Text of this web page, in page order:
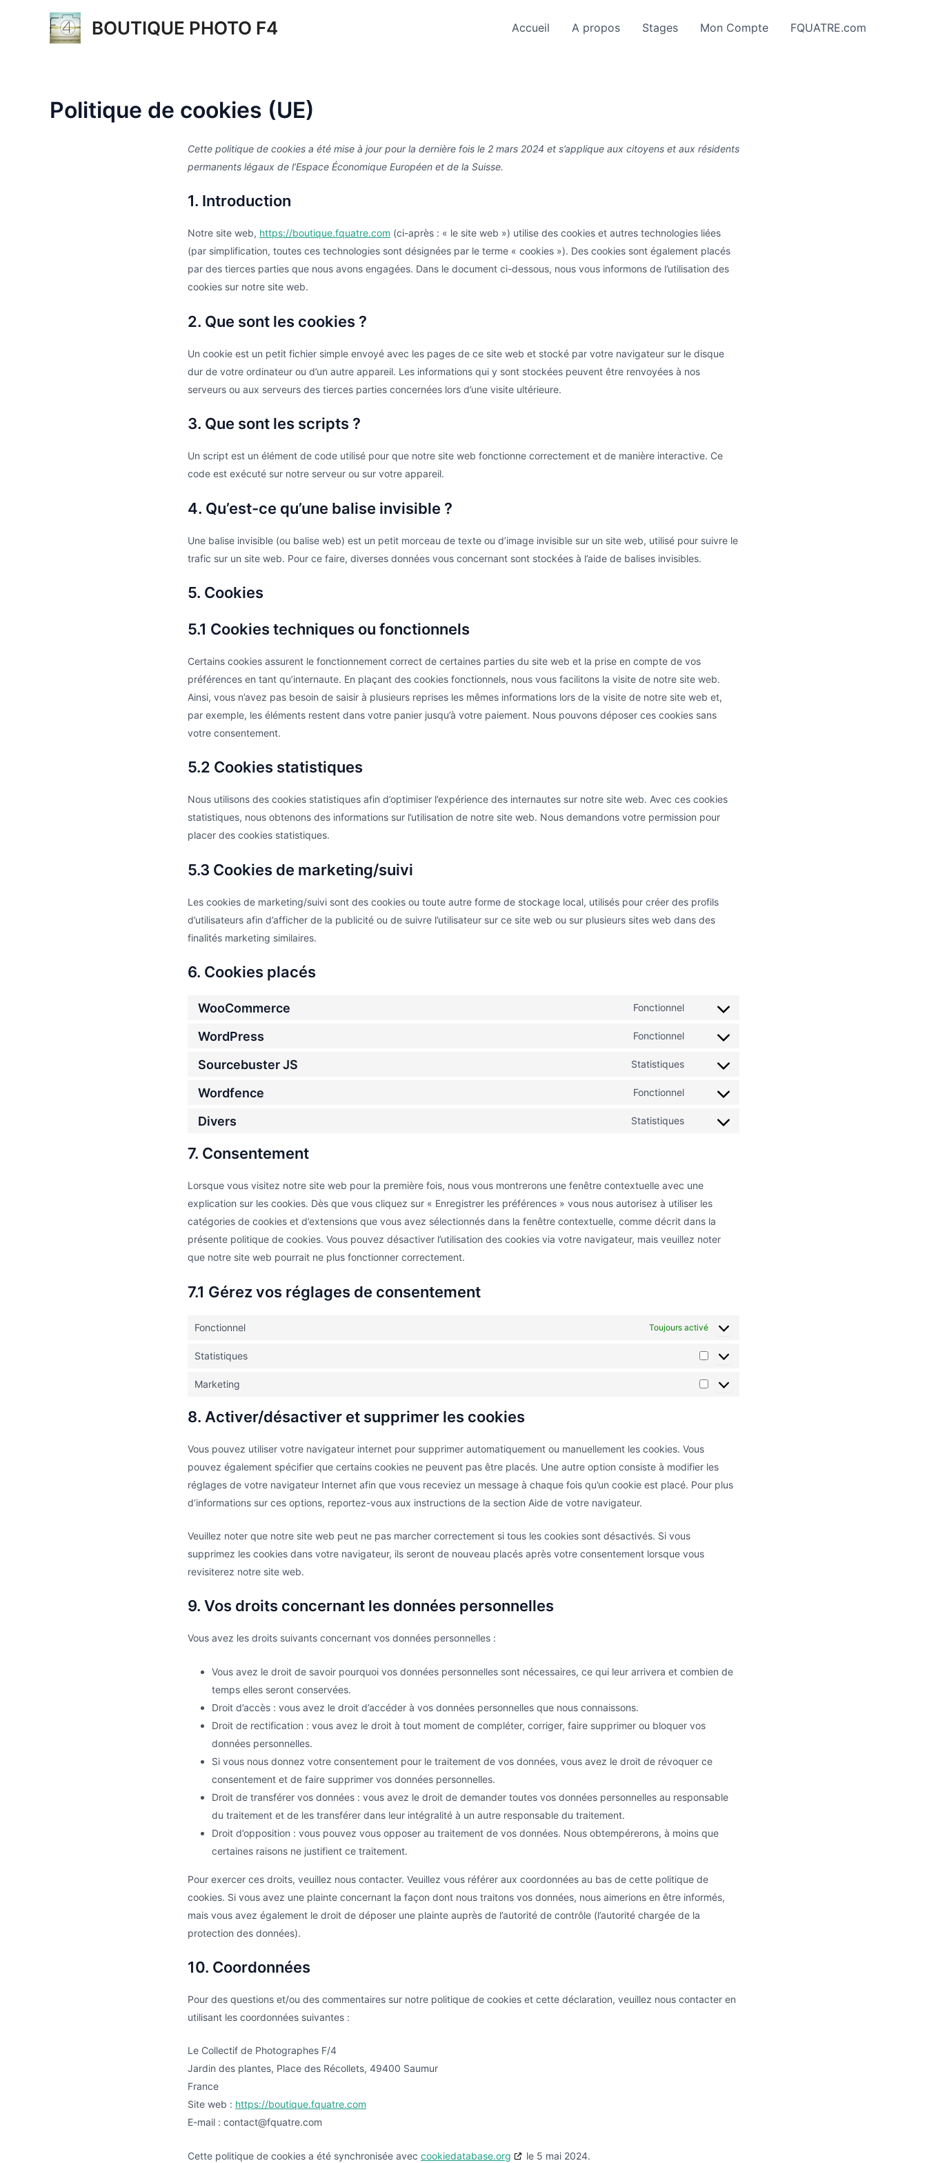
BOUTIQUE PHOTO F4 Accueil A propos Stages Mon Compte FQUATRE.com
Politique de cookies (UE)
Cette politique de cookies a été mise à jour pour la dernière fois le 2 mars 2024 et s’applique aux citoyens et aux résidents
permanents légaux de l’Espace Économique Européen et de la Suisse.
1. Introduction
Notre site web, https://boutique.fquatre.com (ci-après : « le site web ») utilise des cookies et autres technologies liées
(par simplification, toutes ces technologies sont désignées par le terme « cookies »). Des cookies sont également placés
par des tierces parties que nous avons engagées. Dans le document ci-dessous, nous vous informons de l’utilisation des
cookies sur notre site web.
2. Que sont les cookies ?
Un cookie est un petit fichier simple envoyé avec les pages de ce site web et stocké par votre navigateur sur le disque
dur de votre ordinateur ou d’un autre appareil. Les informations qui y sont stockées peuvent être renvoyées à nos
serveurs ou aux serveurs des tierces parties concernées lors d’une visite ultérieure.
3. Que sont les scripts ?
Un script est un élément de code utilisé pour que notre site web fonctionne correctement et de manière interactive. Ce
code est exécuté sur notre serveur ou sur votre appareil.
4. Qu’est-ce qu’une balise invisible ?
Une balise invisible (ou balise web) est un petit morceau de texte ou d’image invisible sur un site web, utilisé pour suivre le
trafic sur un site web. Pour ce faire, diverses données vous concernant sont stockées à l’aide de balises invisibles.
5. Cookies
5.1 Cookies techniques ou fonctionnels
Certains cookies assurent le fonctionnement correct de certaines parties du site web et la prise en compte de vos
préférences en tant qu’internaute. En plaçant des cookies fonctionnels, nous vous facilitons la visite de notre site web.
Ainsi, vous n’avez pas besoin de saisir à plusieurs reprises les mêmes informations lors de la visite de notre site web et,
par exemple, les éléments restent dans votre panier jusqu’à votre paiement. Nous pouvons déposer ces cookies sans
votre consentement.
5.2 Cookies statistiques
Nous utilisons des cookies statistiques afin d’optimiser l’expérience des internautes sur notre site web. Avec ces cookies
statistiques, nous obtenons des informations sur l’utilisation de notre site web. Nous demandons votre permission pour
placer des cookies statistiques.
5.3 Cookies de marketing/suivi
Les cookies de marketing/suivi sont des cookies ou toute autre forme de stockage local, utilisés pour créer des profils
d’utilisateurs afin d’afficher de la publicité ou de suivre l’utilisateur sur ce site web ou sur plusieurs sites web dans des
finalités marketing similaires.
6. Cookies placés
WooCommerce Fonctionnel
Consent
service
WordPress Fonctionnel
Consent
service
Sourcebuster JS Statistiques
Consent
service
Wordfence Fonctionnel
Consent
service
Divers Statistiques
Consent
7. Consentement
Lorsque vous visitez notre site web pour la première fois, nous vous montrerons une fenêtre contextuelle avec une
explication sur les cookies. Dès que vous cliquez sur « Enregistrer les préférences » vous nous autorisez à utiliser les
catégories de cookies et d’extensions que vous avez sélectionnés dans la fenêtre contextuelle, comme décrit dans la
présente politique de cookies. Vous pouvez désactiver l’utilisation des cookies via votre navigateur, mais veuillez noter
que notre site web pourrait ne plus fonctionner correctement.
7.1 Gérez vos réglages de consentement
Fonctionnel Toujours activé
Statistiques
Statistiques
Marketing
Marketing
8. Activer/désactiver et supprimer les cookies
Vous pouvez utiliser votre navigateur internet pour supprimer automatiquement ou manuellement les cookies. Vous
pouvez également spécifier que certains cookies ne peuvent pas être placés. Une autre option consiste à modifier les
réglages de votre navigateur Internet afin que vous receviez un message à chaque fois qu’un cookie est placé. Pour plus
d’informations sur ces options, reportez-vous aux instructions de la section Aide de votre navigateur.
Veuillez noter que notre site web peut ne pas marcher correctement si tous les cookies sont désactivés. Si vous
supprimez les cookies dans votre navigateur, ils seront de nouveau placés après votre consentement lorsque vous
revisiterez notre site web.
9. Vos droits concernant les données personnelles
Vous avez les droits suivants concernant vos données personnelles :
Vous avez le droit de savoir pourquoi vos données personnelles sont nécessaires, ce qui leur arrivera et combien de
temps elles seront conservées.
Droit d’accès : vous avez le droit d’accéder à vos données personnelles que nous connaissons.
Droit de rectification : vous avez le droit à tout moment de compléter, corriger, faire supprimer ou bloquer vos
données personnelles.
Si vous nous donnez votre consentement pour le traitement de vos données, vous avez le droit de révoquer ce
consentement et de faire supprimer vos données personnelles.
Droit de transférer vos données : vous avez le droit de demander toutes vos données personnelles au responsable
du traitement et de les transférer dans leur intégralité à un autre responsable du traitement.
Droit d’opposition : vous pouvez vous opposer au traitement de vos données. Nous obtempérerons, à moins que
certaines raisons ne justifient ce traitement.
Pour exercer ces droits, veuillez nous contacter. Veuillez vous référer aux coordonnées au bas de cette politique de
cookies. Si vous avez une plainte concernant la façon dont nous traitons vos données, nous aimerions en être informés,
mais vous avez également le droit de déposer une plainte auprès de l’autorité de contrôle (l’autorité chargée de la
protection des données).
10. Coordonnées
Pour des questions et/ou des commentaires sur notre politique de cookies et cette déclaration, veuillez nous contacter en
utilisant les coordonnées suivantes :
Le Collectif de Photographes F/4
Jardin des plantes, Place des Récollets, 49400 Saumur
France
Site web : https://boutique.fquatre.com
E-mail : contact@fquatre.com
Cette politique de cookies a été synchronisée avec cookiedatabase.org le 5 mai 2024.